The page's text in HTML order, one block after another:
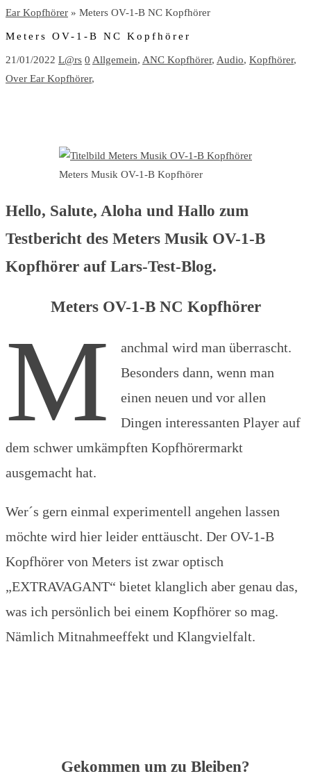
Ear Kopfhörer » Meters OV-1-B NC Kopfhörer
Meters OV-1-B NC Kopfhörer
21/01/2022 L@rs 0 Allgemein, ANC Kopfhörer, Audio, Kopfhörer,
Over Ear Kopfhörer,
Meters Musik OV-1-B Kopfhörer
Hello, Salute, Aloha und Hallo zum
Testbericht des Meters Musik OV-1-B
Kopfhörer auf Lars-Test-Blog.
Meters OV-1-B NC Kopfhörer
M
anchmal wird man überrascht.
Besonders dann, wenn man
einen neuen und vor allen
Dingen interessanten Player auf
dem schwer umkämpften Kopfhörermarkt
ausgemacht hat.
Wer´s gern einmal experimentell angehen lassen
möchte wird hier leider enttäuscht. Der OV-1-B
Kopfhörer von Meters ist zwar optisch
„EXTRAVAGANT“ bietet klanglich aber genau das,
was ich persönlich bei einem Kopfhörer so mag.
Nämlich Mitnahmeeffekt und Klangvielfalt.
Gekommen um zu Bleiben?